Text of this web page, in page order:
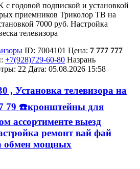
годовой подпиской и установкой
приемников Триколор ТВ на
7000 руб. Настройка
телевизора
ID: 7004101 Цена: 7 777 777
+7(928)729-60-80 Назрань
22 Дата: 05.08.2026 15:58
Установка телевизора на
79 ☎️кронштейны для
ассортименте выезд
ремонт вай фай
обмен мощных